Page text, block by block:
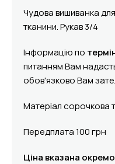
Чудова вишиванка
тканини. Рукав 3/4
Інформацію по
питанням Вам
обов'язково Вам
Матеріал сорочкова
Передплата 100 грн
Ціна вказана